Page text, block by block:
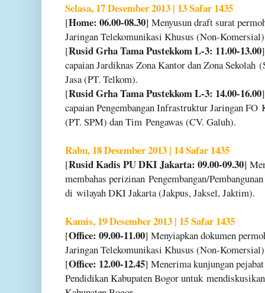
Selasa, 17 Desember 2013 | 13 Safar 1435
[Home: 06.00-08.30] Menyusun draft surat
Jaringan Telekomunikasi Khusus (Non-
[Rusid Grha Tama Pustekkom L-3: 11.00-13.00
capaian Jardiknas Zona Kantor dan Zona Sekolah
Jasa (PT. Telkom).
[Rusid Grha Tama Pustekkom L-3: 14.00-16.00
capaian Pengembangan Infrastruktur Jaringan FO
(PT. SPM) dan Tim Pengawas (CV. Galuh).
Rabu, 18 Desember 2013 | 14 Safar 1435
[Rusid Kadis PU DKI Jakarta: 09.00-09.30]
membahas perizinan Pengembangan/
di wilayah DKI Jakarta (Jakpus, Jaksel, Jaktim).
Kamis, 19 Desember 2013 | 15 Safar 1435
[Office: 09.00-11.00] Menyiapkan dokumen
Jaringan Telekomunikasi Khusus (Non-
[Office: 12.00-12.45] Menerima kunjungan
Pendidikan Kabupaten Bogor untuk